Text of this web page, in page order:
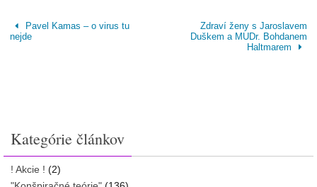
Pavel Kamas – o virus tu
nejde
Zdraví ženy s Jaroslavem
Duškem a MUDr. Bohdanem
Haltmarem
Kategórie článkov
! Akcie ! (2)